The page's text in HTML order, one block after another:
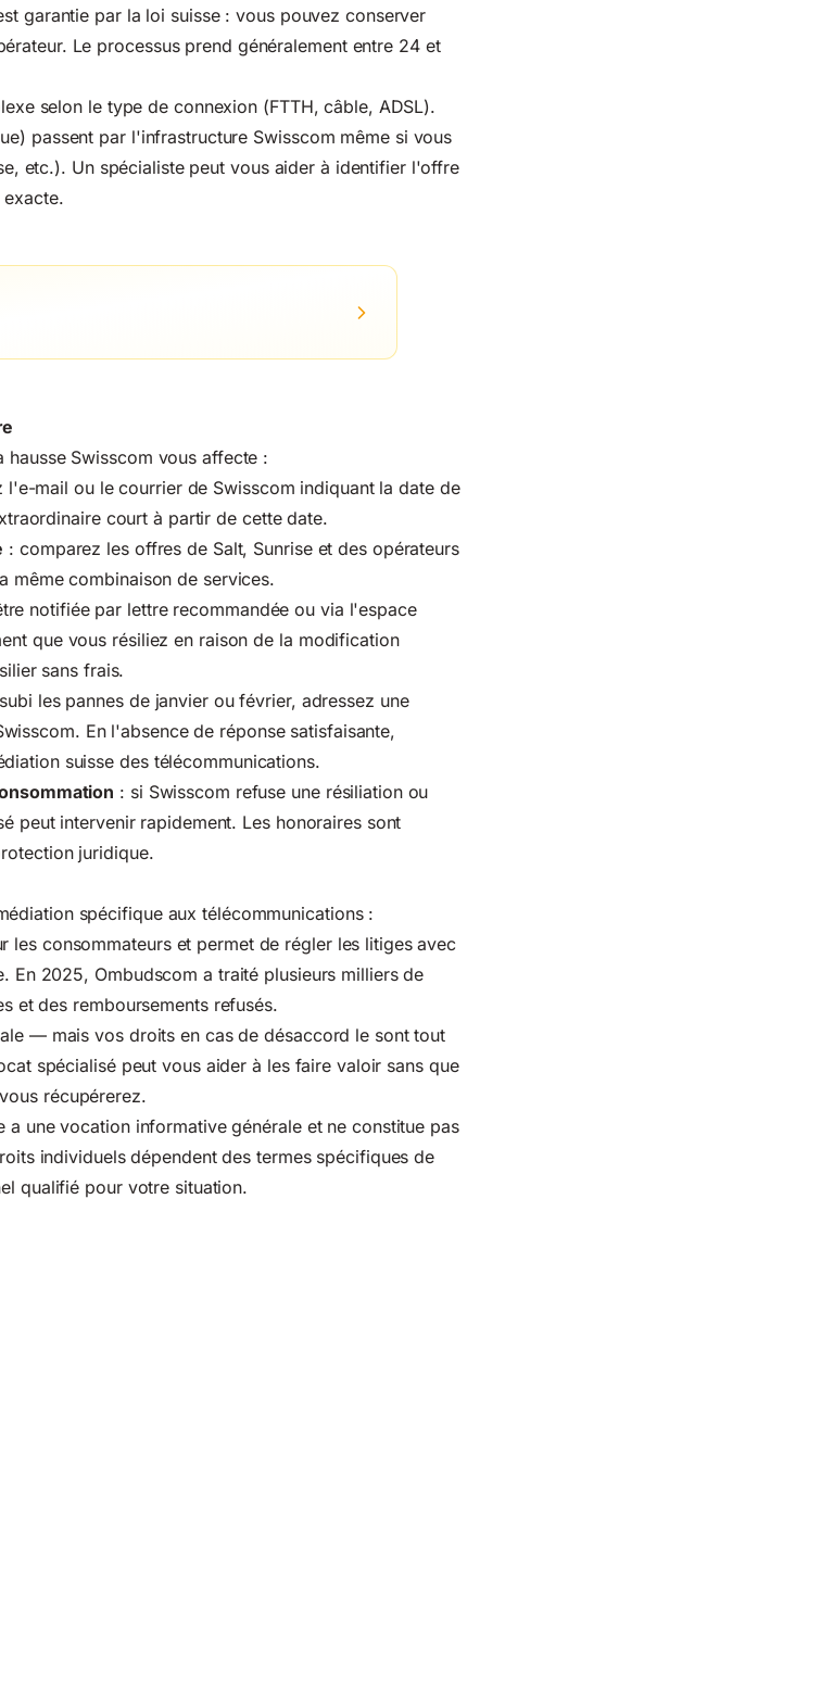
garantie par la loi suisse : vous pouvez conserver
Le processus prend généralement entre 24 et
selon le type de connexion (FTTH, câble, ADSL).
passent par l'infrastructure Swisscom même si vous
etc.). Un spécialiste peut vous aider à identifier l'offre
Swisscom vous affecte :
l'e-mail ou le courrier de Swisscom indiquant la date de
court à partir de cette date.
: comparez les offres de Salt, Sunrise et des opérateurs
même combinaison de services.
notifiée par lettre recommandée ou via l'espace
que vous résiliez en raison de la modification
sans frais.
les pannes de janvier ou février, adressez une
En l'absence de réponse satisfaisante,
suisse des télécommunications.
: si Swisscom refuse une résiliation ou
peut intervenir rapidement. Les honoraires sont
juridique.
spécifique aux télécommunications :
les consommateurs et permet de régler les litiges avec
En 2025, Ombudscom a traité plusieurs milliers de
et des remboursements refusés.
— mais vos droits en cas de désaccord le sont tout
spécialisé peut vous aider à les faire valoir sans que
récupérerez.
a une vocation informative générale et ne constitue pas
individuels dépendent des termes spécifiques de
qualifié pour votre situation.